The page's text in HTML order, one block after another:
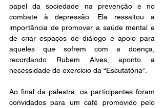
papel da sociedade na prevenção e no
combate à depressão. Ela ressaltou a
importância de promover a saúde mental e
de criar espaços de diálogo e apoio para
aqueles que sofrem com a doença,
recordando Rubem Alves, aponto a
necessidade de exercício da “Escutatória”.
Ao final da palestra, os participantes foram
convidados para um café promovido pelo